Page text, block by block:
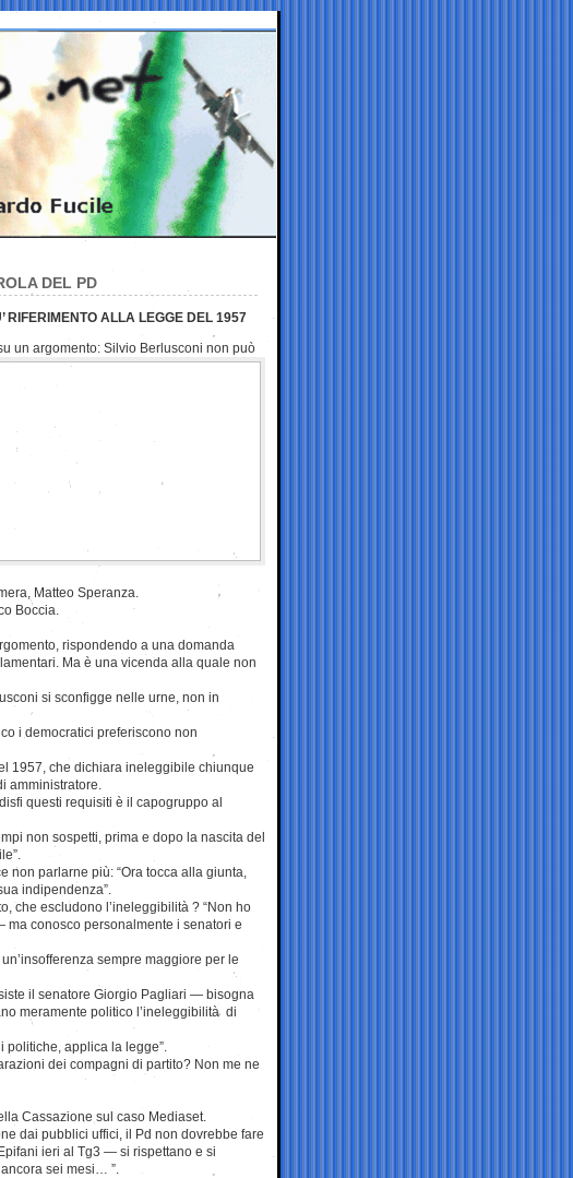
DEL PD
RIFERIMENTO ALLA LEGGE DEL 1957
un argomento: Silvio Berlusconi non può
Matteo Speranza.
Boccia.
rispondendo a una domanda
Ma è una vicenda alla quale non
si sconfigge nelle urne, non in
i democratici preferiscono non
1957, che dichiara ineleggibile chiunque
amministratore.
questi requisiti è il capogruppo al
non sospetti, prima e dopo la nascita del
non parlarne più: “Ora tocca alla giunta,
indipendenza”.
che escludono l’ineleggibilità ? “Non ho
conosco personalmente i senatori e
sempre maggiore per le
il senatore Giorgio Pagliari — bisogna
meramente politico l’ineleggibilità di
politiche, applica la legge”.
dei compagni di partito? Non me ne
Cassazione sul caso Mediaset.
dai pubblici uffici, il Pd non dovrebbe fare
ieri al Tg3 — si rispettano e si
sei mesi… ”.